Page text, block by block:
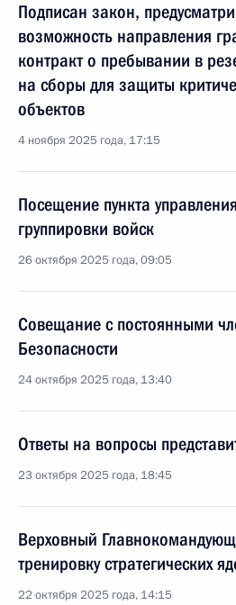
Подписан закон,
возможность направления
контракт о пребывании в
на сборы для защиты
объектов
4 ноября 2025 года, 17:15
Посещение пункта
группировки войск
26 октября 2025 года, 09:05
Совещание с постоянными
Безопасности
24 октября 2025 года, 13:40
Ответы на вопросы
23 октября 2025 года, 18:45
Верховный
тренировку стратегических
22 октября 2025 года, 14:15